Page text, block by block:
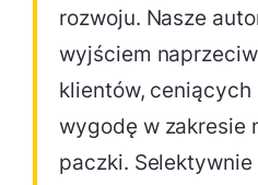
rozwoju. Nasze
wyjściem
klientów,
wygodę w zakresie
paczki.